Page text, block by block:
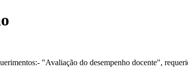
"Avaliação do desempenho docente",